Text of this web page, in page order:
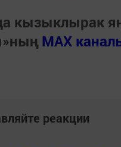
кызыклырак
MAX
реакции